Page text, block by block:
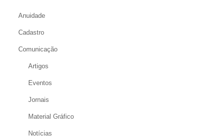
Anuidade
Cadastro
Comunicação
Artigos
Eventos
Jornais
Material Gráfico
Notícias